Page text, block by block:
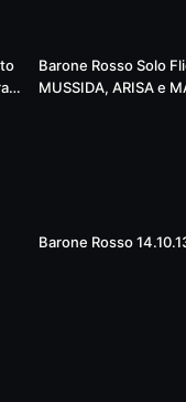
Barone Rosso Solo
MUSSIDA, ARISA e
Barone Rosso